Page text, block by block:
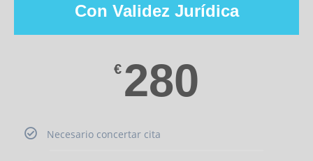
Con Validez Jurídica
€ 280
Necesario concertar cita